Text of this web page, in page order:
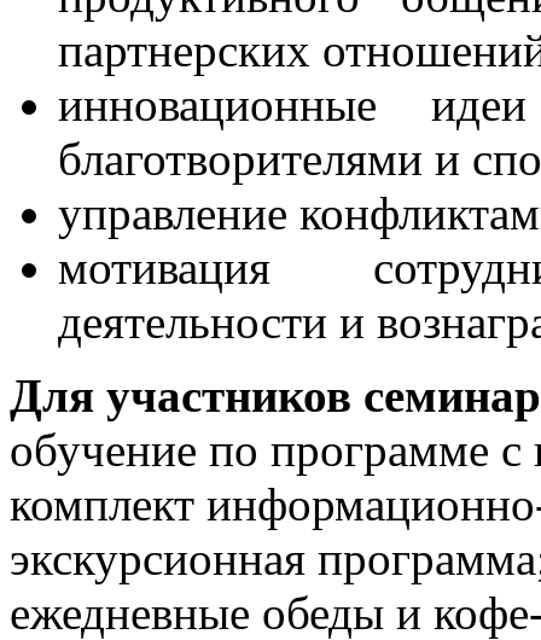
партнерских
инновационные
благотворителями и
управление
мотивация
деятельности и
Для участников
обучение по программе
комплект
экскурсионная
ежедневные обеды и